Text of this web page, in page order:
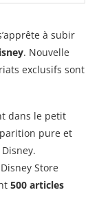
à subir
. Nouvelle
exclusifs sont
dans le petit
pure et
Store
500 articles